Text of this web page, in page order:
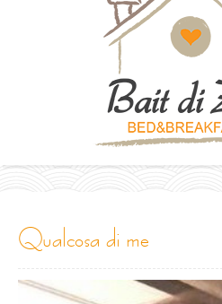
qualcosa di me